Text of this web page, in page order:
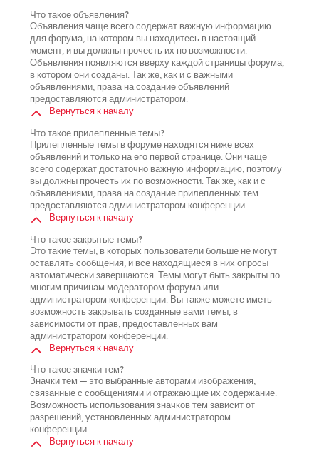
Что такое объявления?
Объявления чаще всего содержат важную информацию
для форума, на котором вы находитесь в настоящий
момент, и вы должны прочесть их по возможности.
Объявления появляются вверху каждой страницы форума,
в котором они созданы. Так же, как и с важными
объявлениями, права на создание объявлений
предоставляются администратором.
Вернуться к началу
Что такое прилепленные темы?
Прилепленные темы в форуме находятся ниже всех
объявлений и только на его первой странице. Они чаще
всего содержат достаточно важную информацию, поэтому
вы должны прочесть их по возможности. Так же, как и с
объявлениями, права на создание прилепленных тем
предоставляются администратором конференции.
Вернуться к началу
Что такое закрытые темы?
Это такие темы, в которых пользователи больше не могут
оставлять сообщения, и все находящиеся в них опросы
автоматически завершаются. Темы могут быть закрыты по
многим причинам модератором форума или
администратором конференции. Вы также можете иметь
возможность закрывать созданные вами темы, в
зависимости от прав, предоставленных вам
администратором конференции.
Вернуться к началу
Что такое значки тем?
Значки тем — это выбранные авторами изображения,
связанные с сообщениями и отражающие их содержание.
Возможность использования значков тем зависит от
разрешений, установленных администратором
конференции.
Вернуться к началу